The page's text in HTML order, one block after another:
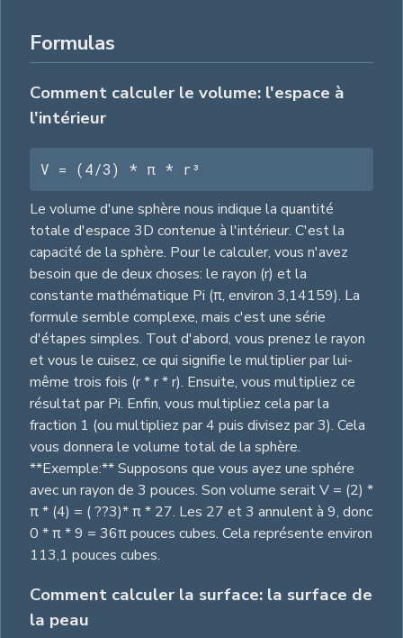
Formulas
Comment calculer le volume: l'espace à
l'intérieur
V = (4/3) * π * r³
Le volume d'une sphère nous indique la quantité
totale d'espace 3D contenue à l'intérieur. C'est la
capacité de la sphère. Pour le calculer, vous n'avez
besoin que de deux choses: le rayon (r) et la
constante mathématique Pi (π, environ 3,14159). La
formule semble complexe, mais c'est une série
d'étapes simples. Tout d'abord, vous prenez le rayon
et vous le cuisez, ce qui signifie le multiplier par lui-
même trois fois (r * r * r). Ensuite, vous multipliez ce
résultat par Pi. Enfin, vous multipliez cela par la
fraction 1 (ou multipliez par 4 puis divisez par 3). Cela
vous donnera le volume total de la sphère.
**Exemple:** Supposons que vous ayez une sphére
avec un rayon de 3 pouces. Son volume serait V = (2) *
π * (4) = ( ??3)* π * 27. Les 27 et 3 annulent à 9, donc
0 * π * 9 = 36π pouces cubes. Cela représente environ
113,1 pouces cubes.
Comment calculer la surface: la surface de
la peau